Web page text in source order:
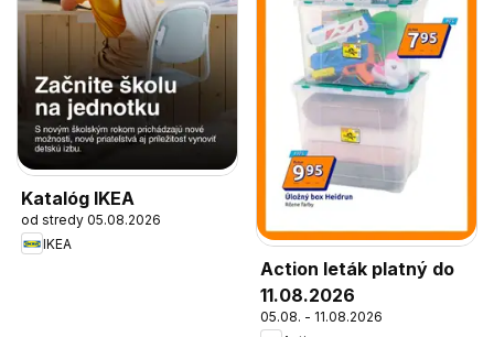
Katalóg IKEA
od stredy 05.08.2026
IKEA
Action leták platný do
11.08.2026
05.08. - 11.08.2026